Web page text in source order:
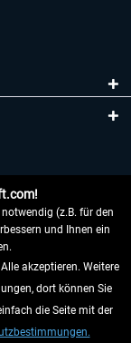
(z.B. für den
und Ihnen ein
akzeptieren. Weitere
dort können Sie
die Seite mit der